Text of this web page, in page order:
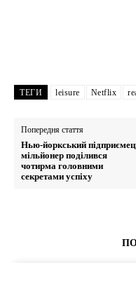
ТЕГИ leisure Netflix
Попередня стаття
Нью-йоркський
мільйонер поділився
чотирма головними
секретами успіху